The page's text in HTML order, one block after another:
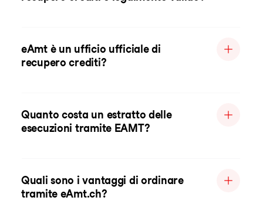
eAmt è un ufficio ufficiale di
recupero crediti?
Quanto costa un estratto delle
esecuzioni tramite EAMT?
Quali sono i vantaggi di ordinare
tramite eAmt.ch?